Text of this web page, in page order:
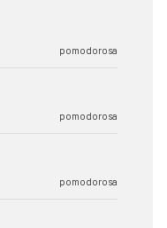
pomodorosa
pomodorosa
pomodorosa